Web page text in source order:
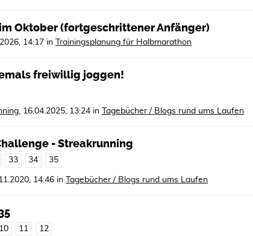
im Oktober (fortgeschrittener Anfänger)
14:17 in Trainingsplanung für Halbmarathon
freiwillig joggen!
16.04.2025, 13:24 in Tagebücher / Blogs rund ums Laufen
- Streakrunning
33 34 35
14:46 in Tagebücher / Blogs rund ums Laufen
10 11 12